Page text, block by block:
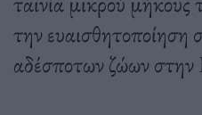
την ευαισθητοποίηση
αδέσποτων ζώων